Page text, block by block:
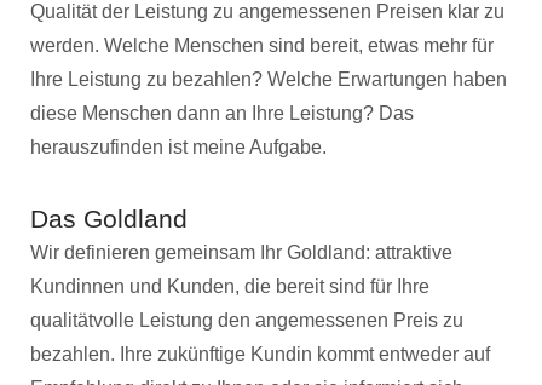
Qualität der Leistung zu angemessenen Preisen klar zu
werden. Welche Menschen sind bereit, etwas mehr für
Ihre Leistung zu bezahlen? Welche Erwartungen haben
diese Menschen dann an Ihre Leistung? Das
herauszufinden ist meine Aufgabe.
Das Goldland
Wir definieren gemeinsam Ihr Goldland: attraktive
Kundinnen und Kunden, die bereit sind für Ihre
qualitätvolle Leistung den angemessenen Preis zu
bezahlen. Ihre zukünftige Kundin kommt entweder auf